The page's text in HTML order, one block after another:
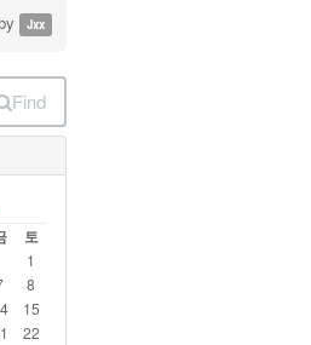
Jxx
Find
토
1
8
15
22